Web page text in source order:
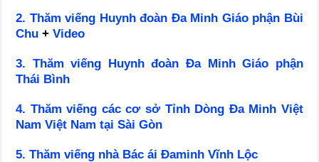
2. Thăm viếng Huynh đoàn Đa Minh Giáo phận Bùi
Chu+Video
3. Thăm viếng Huynh đoàn Đa Minh Giáo phận
Thái Bình
4. Thăm viếng các cơ sở Tỉnh Dòng Đa Minh Việt
Nam Việt Nam tại Sài Gòn
5. Thăm viếng nhà Bác ái Đaminh Vĩnh Lộc